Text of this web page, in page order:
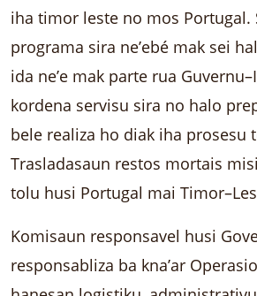
iha timor leste no mos Portugal.
programa sira ne’ebé mak sei
ida ne’e mak parte rua
kordena servisu sira no halo
bele realiza ho diak iha prosesu
Trasladasaun restos mortais
tolu husi Portugal mai
Komisaun responsavel husi
responsabliza ba kna’ar